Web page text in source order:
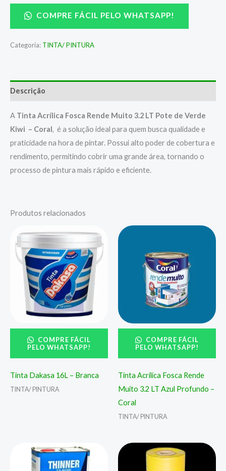
COMPRE FÁCIL PELO WHATSAPP!
Categoria: TINTA/ PINTURA
Descrição
A Tinta Acrílica Fosca Rende Muito 3.2 LT Pote de Verde
Kiwi – Coral, é a solução ideal para quem busca qualidade e
praticidade na hora de pintar. Possui alto poder de cobertura e
rendimento, permitindo cobrir uma grande área, tornando o
processo de pintura mais rápido e eficiente.
Produtos relacionados
COMPRE FÁCIL
PELO WHATSAPP!
Tinta Dakasa 16L – Branca
TINTA/ PINTURA
COMPRE FÁCIL
PELO WHATSAPP!
Tinta Acrílica Fosca Rende
Muito 3.2 LT Azul Profundo –
Coral
TINTA/ PINTURA